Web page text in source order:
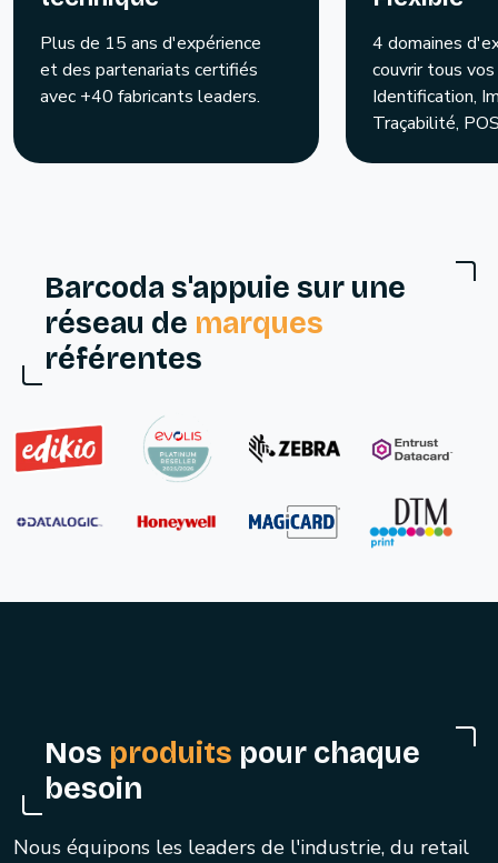
Plus de 15 ans d'expérience
et des partenariats certifiés
avec +40 fabricants leaders.
4 domaines
couvrir tous
Identification,
Traçabilité,
Barcoda s'appuie sur une
réseau de marques
référentes
Nos produits pour chaque
besoin
Nous équipons les leaders de l'industrie, du retail